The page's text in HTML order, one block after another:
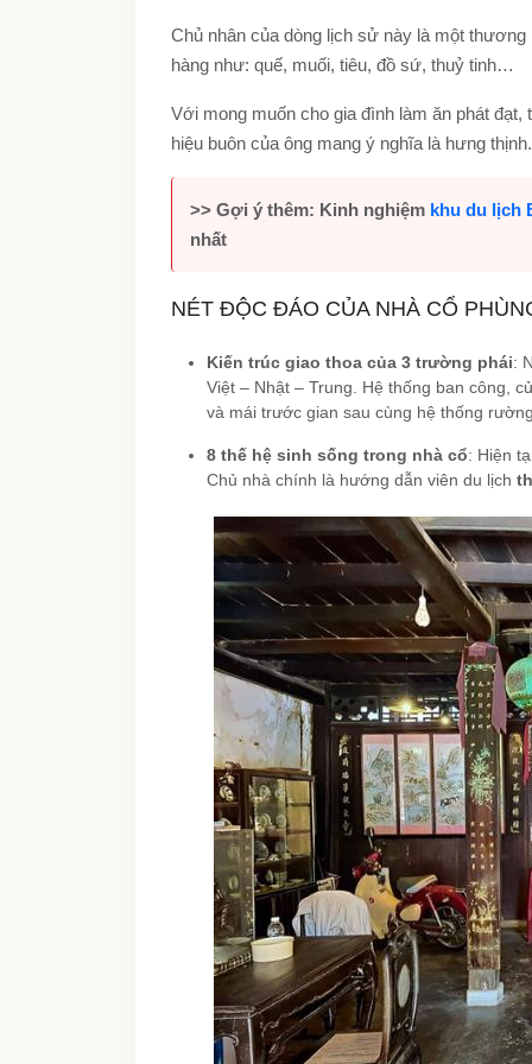
Chủ nhân của dòng lịch sử này là một
hàng như: quế, muối, tiêu, đồ sứ, thuỷ tinh…
Với mong muốn cho gia đình làm ăn phát
hiệu buôn của ông mang ý nghĩa là hưng
>> Gợi ý thêm: Kinh nghiệm khu du lịch
nhất
NÉT ĐỘC ĐÁO CỦA NHÀ CỔ
Kiến trúc giao thoa của 3 trường phái:
Việt – Nhật – Trung. Hệ thống ban công,
và mái trước gian sau cùng hệ thống
8 thế hệ sinh sống trong nhà cổ: Hiện
Chủ nhà chính là hướng dẫn viên du lịch